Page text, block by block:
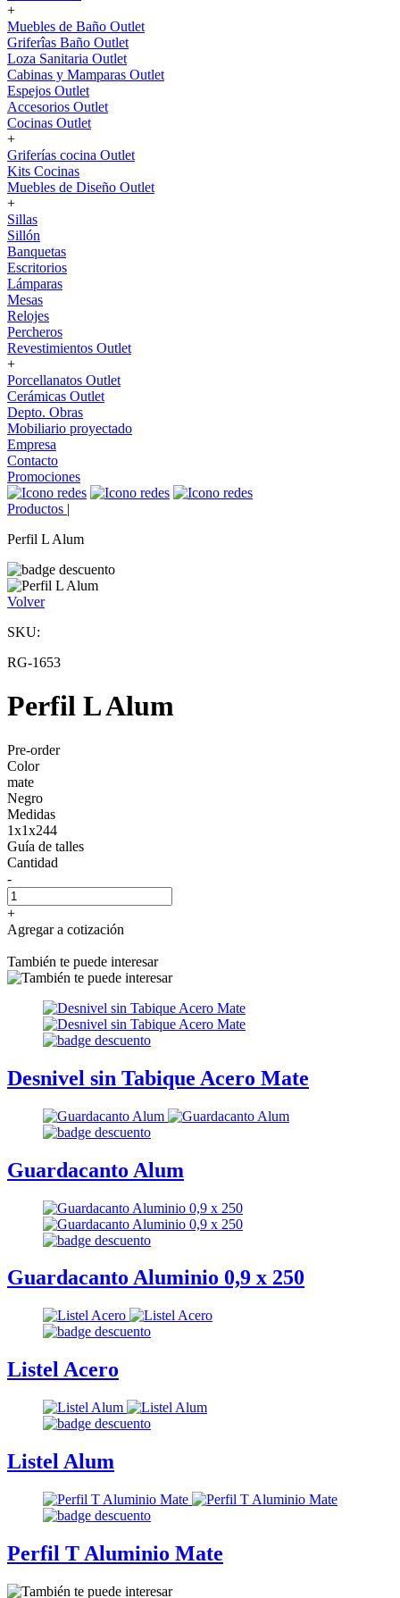
+
Muebles de Baño Outlet
Griferîas Baño Outlet
Loza Sanitaria Outlet
Cabinas y Mamparas Outlet
Espejos Outlet
Accesorios Outlet
Cocinas Outlet
+
Griferías cocina Outlet
Kits Cocinas
Muebles de Diseño Outlet
+
Sillas
Sillón
Banquetas
Escritorios
Lámparas
Mesas
Relojes
Percheros
Revestimientos Outlet
+
Porcellanatos Outlet
Cerámicas Outlet
Depto. Obras
Mobiliario proyectado
Empresa
Contacto
Promociones
Productos |
Perfil L Alum
Volver
SKU:
RG-1653
Perfil L Alum
Pre-order
Color
mate
Negro
Medidas
1x1x244
Guía de talles
Cantidad
-
+
Agregar a cotización
También te puede interesar
Desnivel sin Tabique Acero Mate
Guardacanto Alum
Guardacanto Aluminio 0,9 x 250
Listel Acero
Listel Alum
Perfil T Aluminio Mate